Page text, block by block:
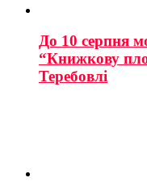
До 10 серпня
“Книжкову
Теребовлі